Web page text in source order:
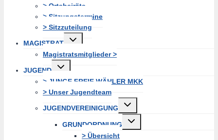
> Ortsbeiräte
> Sitzungstermine
> Sitzzuteilung
MAGISTRAT
Untermenü
erweitern
Magistratsmitglieder >
JUGEND
Untermenü
erweitern
> JUNGE FREIE WÄHLER MKK
> Unser Jugendteam
JUGENDVEREINIGUNG
Untermenü
erweitern
GRUNDORDNUNG
Untermenü
erweitern
> Übersicht